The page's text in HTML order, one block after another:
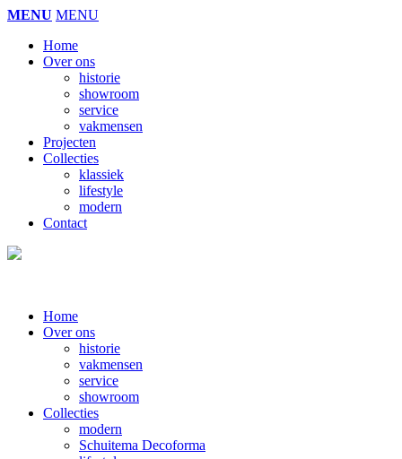
MENU MENU
Home
Over ons
historie
showroom
service
vakmensen
Projecten
Collecties
klassiek
lifestyle
modern
Contact
Home
Over ons
historie
vakmensen
service
showroom
Collecties
modern
Schuitema Decoforma